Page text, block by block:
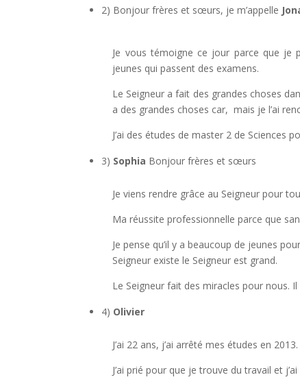
2) Bonjour frères et sœurs, je m’appelle
Je vous témoigne ce jour parce que je
jeunes qui passent des examens.
Le Seigneur a fait des grandes choses
a des grandes choses car, mais je l’ai
J’ai des études de master 2 de Sciences
3) Sophia Bonjour frères et sœurs
Je viens rendre grâce au Seigneur pour
Ma réussite professionnelle parce que
Je pense qu’il y a beaucoup de jeunes
Seigneur existe le Seigneur est grand.
Le Seigneur fait des miracles pour nous.
4) Olivier
J’ai 22 ans, j’ai arrêté mes études en
J’ai prié pour que je trouve du travail et